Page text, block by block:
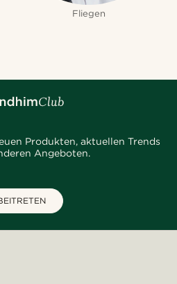
Fliegen
Produkten, aktuellen Trends
Angeboten.